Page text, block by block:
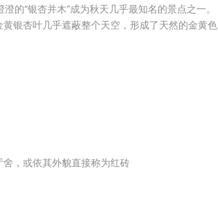
的“银杏并木”成为秋天几乎最知名的景点之一。
银杏叶几乎遮蔽整个天空，形成了天然的金黄色
，或依其外貌直接称为红砖